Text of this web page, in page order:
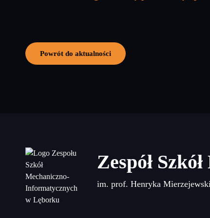
Powrót do aktualności
Zespół
im. prof. Henryka